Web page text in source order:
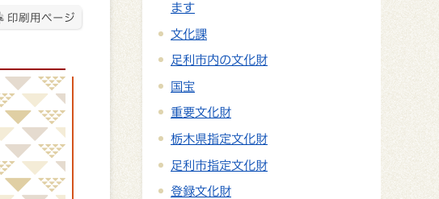
印刷用ページ
ます
文化課
足利市内の文化財
国宝
重要文化財
栃木県指定文化財
足利市指定文化財
登録文化財